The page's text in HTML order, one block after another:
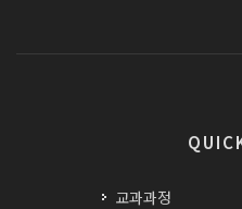
교과과정